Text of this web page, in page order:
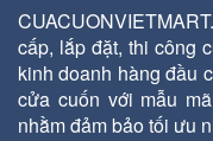
cấp, lắp đặt, thi công
kinh doanh hàng đầu
cửa cuốn với mẫu
nhằm đảm bảo tối ưu